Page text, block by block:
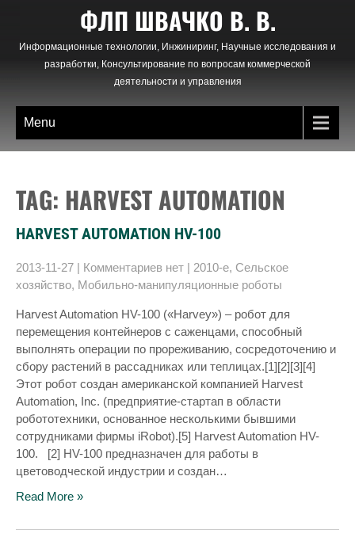
content
ФЛП ШВАЧКО В. В.
Информационные технологии, Инжиниринг, Научные исследования и
разработки, Консультирование по вопросам коммерческой
деятельности и управления
Menu
TAG: HARVEST AUTOMATION
HARVEST AUTOMATION HV-100
2013-11-27 | Комментариев нет | 2010-е, Сельское
хозяйство, Мобильно-манипуляционные роботы
Harvest Automation HV-100 («Harvey») – робот для
перемещения контейнеров с саженцами, способный
выполнять операции по прореживанию, сосредоточению и
сбору растений в рассадниках или теплицах.[1][2][3][4]
Этот робот создан американской компанией Harvest
Automation, Inc. (предприятие-стартап в области
робототехники, основанное несколькими бывшими
сотрудниками фирмы iRobot).[5] Harvest Automation HV-
100. [2] HV-100 предназначен для работы в
цветоводческой индустрии и создан…
Read More »